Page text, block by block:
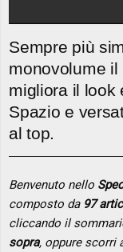
Sempre più
monovolume il
migliora il look
Spazio e
al top.
Benvenuto nello
composto da 97
cliccando il
sopra, oppure scorri